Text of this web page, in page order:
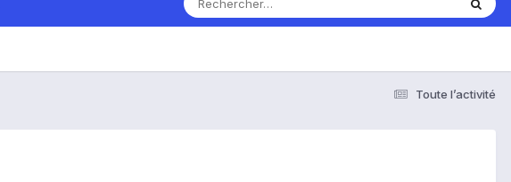
Toute l’activité